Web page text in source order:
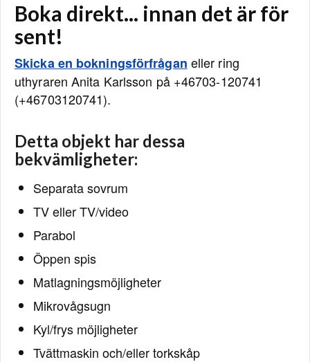
Boka direkt... innan det är för
sent!
Skicka en bokningsförfrågan eller ring
uthyraren Anita Karlsson på +46703-120741
(+46703120741).
Detta objekt har dessa
bekvämligheter:
Separata sovrum
TV eller TV/video
Parabol
Öppen spis
Matlagningsmöjligheter
Mikrovågsugn
Kyl/frys möjligheter
Tvättmaskin och/eller torkskåp